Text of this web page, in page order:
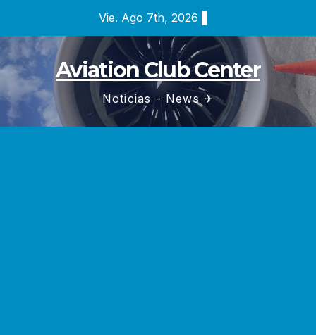
contenido
Vie. Ago 7th, 2026
Aviation Club Center
Noticias - News ✈